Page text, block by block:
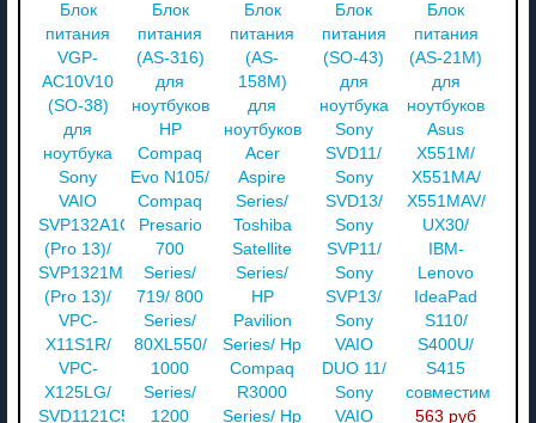
Блок
питания
VGP-
AC10V10
(SO-38)
для
ноутбука
Sony
VAIO
SVP132A1CV
(Pro 13)/
SVP1321M2RS
(Pro 13)/
VPC-
X11S1R/
VPC-
X125LG/
SVD1121C5EB
Блок
питания
(AS-316)
для
ноутбуков
HP
Compaq
Evo N105/
Compaq
Presario
700
Series/
719/ 800
Series/
80XL550/
1000
Series/
1200
Блок
питания
(AS-
158M)
для
ноутбуков
Acer
Aspire
Series/
Toshiba
Satellite
Series/
HP
Pavilion
Series/ Hp
Compaq
R3000
Series/ Hp
Блок
питания
(SO-43)
для
ноутбука
Sony
SVD11/
Sony
SVD13/
Sony
SVP11/
Sony
SVP13/
Sony
VAIO
DUO 11/
Sony
VAIO
Блок
питания
(AS-21M)
для
ноутбуков
Asus
X551M/
X551MA/
X551MAV/
UX30/
IBM-
Lenovo
IdeaPad
S110/
S400U/
S415
совместимый
563 руб